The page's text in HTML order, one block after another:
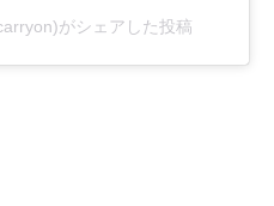
がシェアした投稿